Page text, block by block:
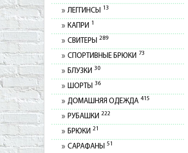
ЛЕГГИНСЫ 13
КАПРИ 1
СВИТЕРЫ 289
СПОРТИВНЫЕ БРЮКИ 73
БЛУЗКИ 30
ШОРТЫ 36
ДОМАШНЯЯ ОДЕЖДА 415
РУБАШКИ 222
БРЮКИ 21
САРАФАНЫ 51